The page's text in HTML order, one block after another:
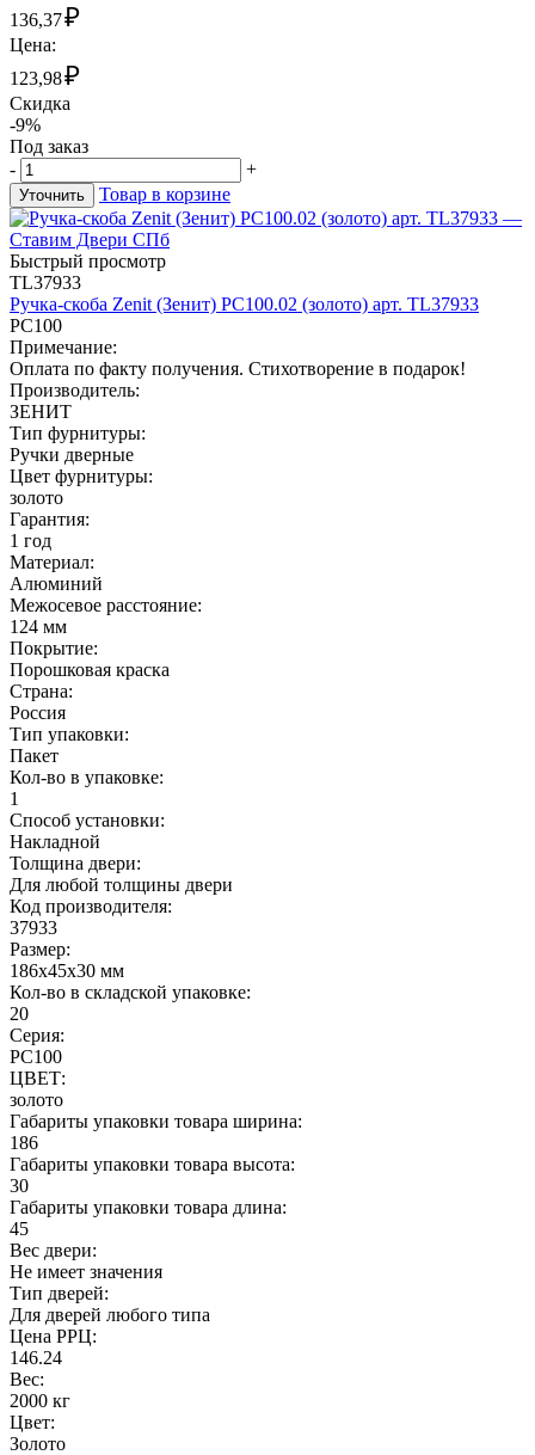
136,37₽
Цена:
123,98₽
Скидка
-9%
Под заказ
-
+
Уточнить Товар в корзине
Быстрый просмотр
TL37933
Ручка-скоба Zenit (Зенит) РС100.02 (золото) арт. TL37933
РС100
Примечание:
Оплата по факту получения. Стихотворение в подарок!
Производитель:
ЗЕНИТ
Тип фурнитуры:
Ручки дверные
Цвет фурнитуры:
золото
Гарантия:
1 год
Материал:
Алюминий
Межосевое расстояние:
124 мм
Покрытие:
Порошковая краска
Страна:
Россия
Тип упаковки:
Пакет
Кол-во в упаковке:
1
Способ установки:
Накладной
Толщина двери:
Для любой толщины двери
Код производителя:
37933
Размер:
186x45x30 мм
Кол-во в складской упаковке:
20
Серия:
РС100
ЦВЕТ:
золото
Габариты упаковки товара ширина:
186
Габариты упаковки товара высота:
30
Габариты упаковки товара длина:
45
Вес двери:
Не имеет значения
Тип дверей:
Для дверей любого типа
Цена РРЦ:
146.24
Вес:
2000 кг
Цвет:
Золото